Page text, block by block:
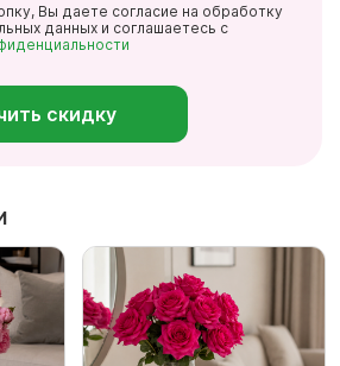
Вы даете согласие на обработку
данных и соглашаетесь с
скидку